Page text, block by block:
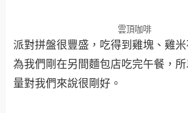
雲頂咖啡
派對拼盤很豐盛，吃得到雞塊、雞
為我們剛在另間麵包店吃完午餐，
量對我們來說很剛好。